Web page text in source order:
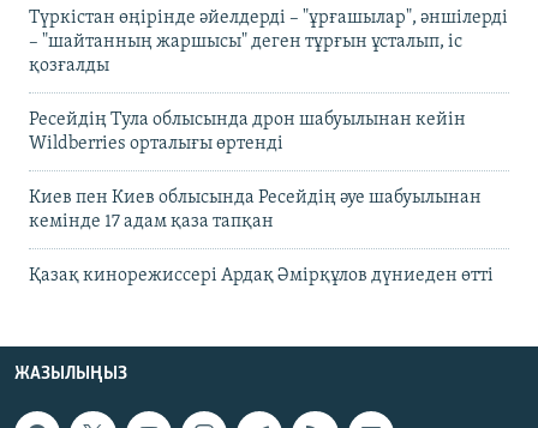
Түркістан өңірінде әйелдерді – "ұрғашылар", әншілерді
– "шайтанның жаршысы" деген тұрғын ұсталып, іс
қозғалды
Ресейдің Тула облысында дрон шабуылынан кейін
Wildberries орталығы өртенді
Киев пен Киев облысында Ресейдің әуе шабуылынан
кемінде 17 адам қаза тапқан
Қазақ кинорежиссері Ардақ Әмірқұлов дүниеден өтті
ЖАЗЫЛЫҢЫЗ